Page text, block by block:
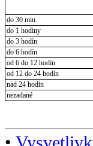
do 30 min.
do 1 hodiny
do 3 hodín
do 6 hodín
od 6 do 12 hodín
od 12 do 24 hodín
nad 24 hodín
nezadané